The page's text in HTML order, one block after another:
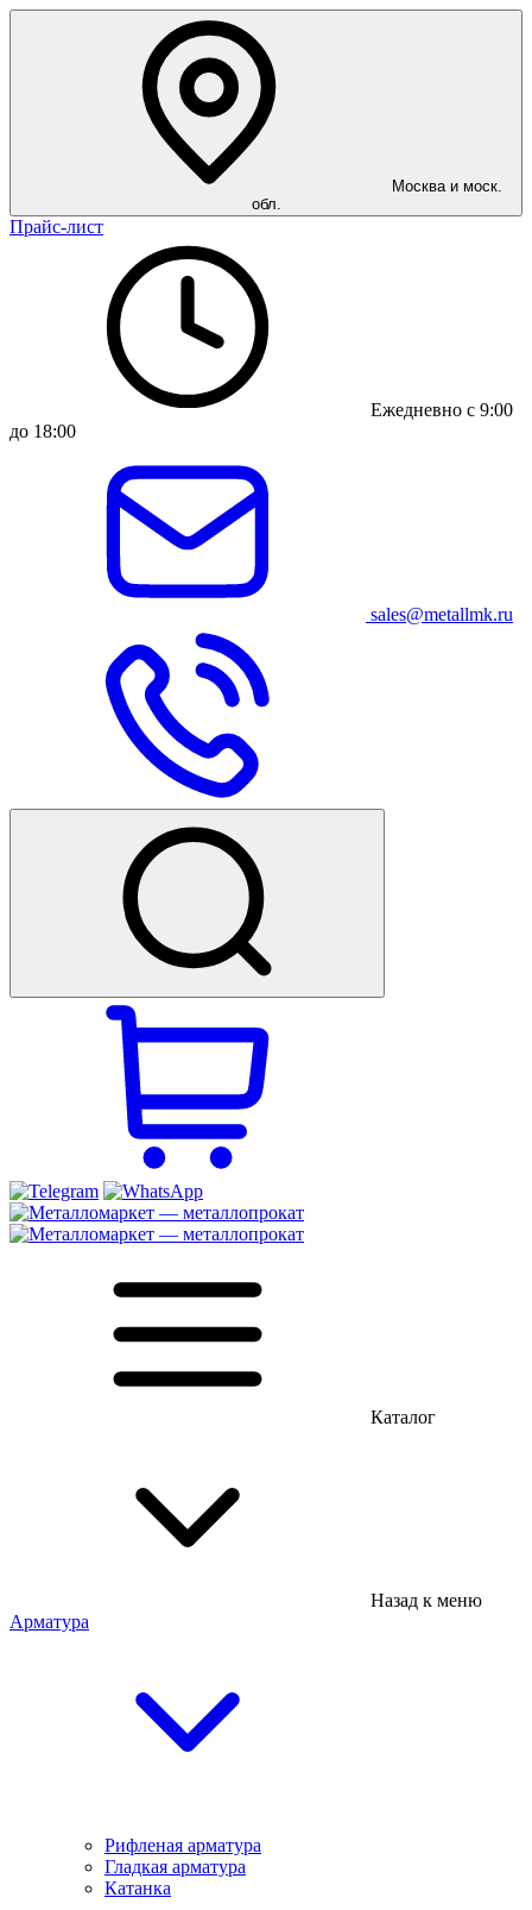
Москва и моск.
обл.
Прайс-лист
Ежедневно с 9:00
до 18:00
sales@metallmk.ru
Каталог
Назад к меню
Арматура
Рифленая арматура
Гладкая арматура
Катанка